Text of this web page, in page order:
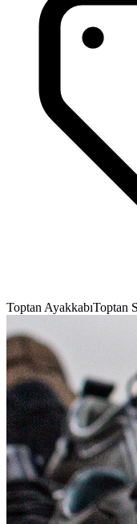
Toptan AyakkabıToptan